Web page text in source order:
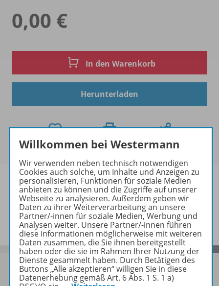
0,00 €
In den Warenkorb
Herunterladen
Informationen
Willkommen bei Westermann
Wir verwenden neben technisch notwendigen
Cookies auch solche, um Inhalte und Anzeigen zu
personalisieren, Funktionen für soziale Medien
anbieten zu können und die Zugriffe auf unserer
Webseite zu analysieren. Außerdem geben wir
Daten zu ihrer Weiterverarbeitung an unsere
Partner/-innen für soziale Medien, Werbung und
Analysen weiter. Unsere Partner/-innen führen
diese Informationen möglicherweise mit weiteren
Daten zusammen, die Sie ihnen bereitgestellt
haben oder die sie im Rahmen Ihrer Nutzung der
Dienste gesammelt haben. Durch Betätigen des
Buttons „Alle akzeptieren“ willigen Sie in diese
Datenerhebung gemäß Art. 6 Abs. 1 S. 1 a)